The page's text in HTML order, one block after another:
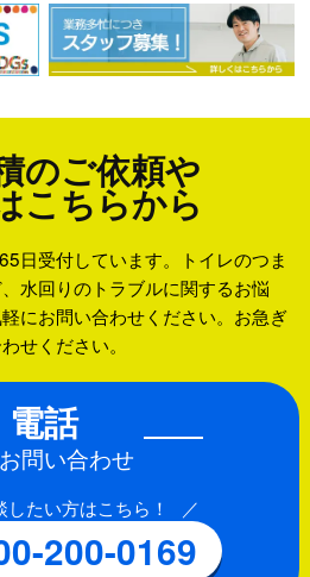
のご依頼や
こちらから
日受付しています。トイレのつま
水回りのトラブルに関するお悩
にお問い合わせください。お急ぎ
せください。
電話
問い合わせ
たい方はこちら！
200-0169